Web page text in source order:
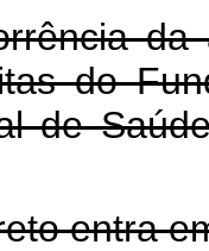
do
de
entra